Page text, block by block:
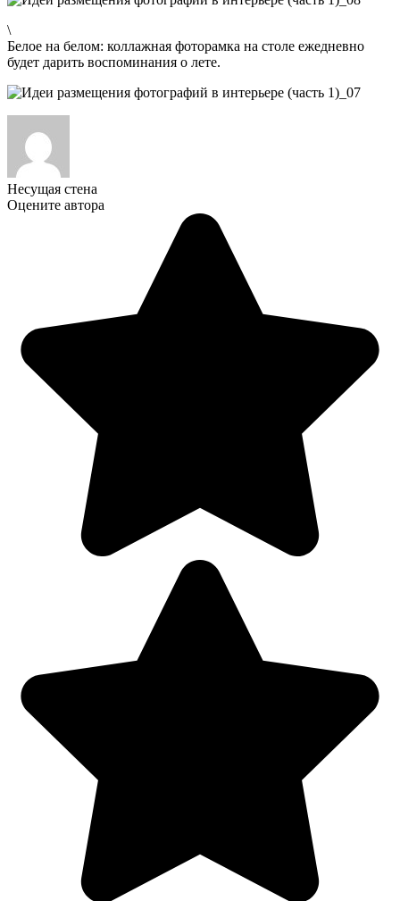
\
Белое на белом: коллажная фоторамка на столе ежедневно
будет дарить воспоминания о лете.
Несущая стена
Оцените автора